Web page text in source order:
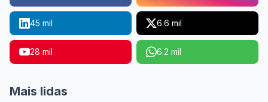
45 mil 6.6 mil
28 mil 6.2 mil
Mais lidas